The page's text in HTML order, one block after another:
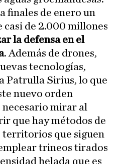
finales de enero un
casi de 2.000 millones
la defensa en el
. Además de drones,
tecnologías,
Patrulla Sirius, lo que
nuevo orden
mirar al
que hay métodos de
territorios que siguen
trineos tirados
helada que es